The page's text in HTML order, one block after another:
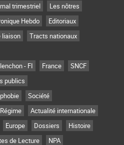
trimestriel
Les nôtres
Hebdo
Editoriaux
liaison
Tracts nationaux
- FI France
SNCF
publics
Société
Actualité internationale
Europe Dossiers
Histoire
de Lecture
NPA